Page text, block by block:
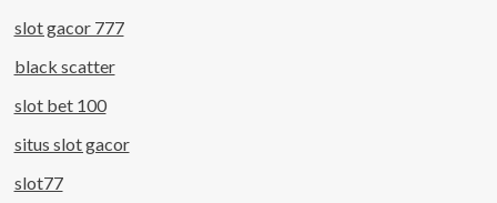
slot gacor 777
black scatter
slot bet 100
situs slot gacor
slot77